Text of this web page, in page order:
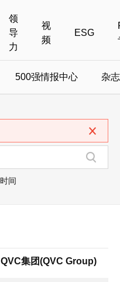
领
导
力
视
频
ESG
500强情报中心 杂
时间
QVC集团(QVC Group)